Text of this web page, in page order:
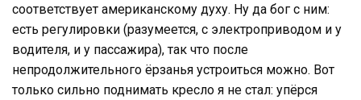
соответствует американскому духу. Ну да бог с ним:
есть регулировки (разумеется, с электроприводом и у
водителя, и у пассажира), так что после
непродолжительного ёрзанья устроиться можно. Вот
только сильно поднимать кресло я не стал: упёрся